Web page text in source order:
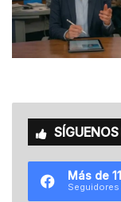
Más de
Seguidores